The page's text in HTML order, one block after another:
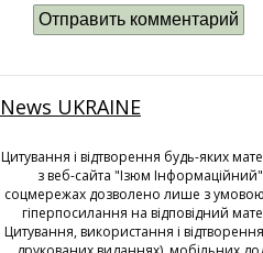
News UKRAINE
Цитування і відтворення будь-яких
з веб-сайта "Ізюм
соцмережах дозволено лише з
гіперпосилання на відповідний
Цитування, використання і